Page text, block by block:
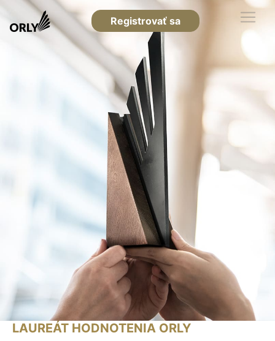
Registrovať sa
LAUREÁT HODNOTENIA ORLY